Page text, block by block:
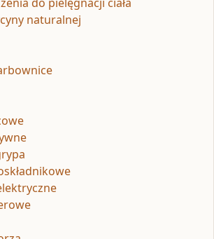
naturalnej